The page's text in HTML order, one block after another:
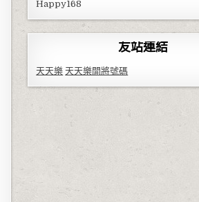
Happy168
友站連結
天天樂 天天樂開將號碼